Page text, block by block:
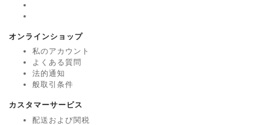
オンラインショップ
私のアカウント
よくある質問
法的通知
般取引条件
カスタマーサービス
配送および関税